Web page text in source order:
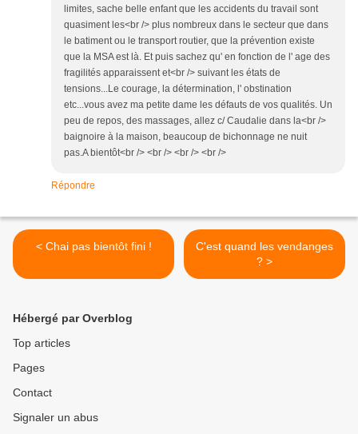
limites, sache belle enfant que les accidents du travail sont
quasiment les<br /> plus nombreux dans le secteur que dans
le batiment ou le transport routier, que la prévention existe
que la MSA est là. Et puis sachez qu' en fonction de l' age des
fragilités apparaissent et<br /> suivant les états de
tensions...Le courage, la détermination, l' obstination
etc...vous avez ma petite dame les défauts de vos qualités. Un
peu de repos, des massages, allez c/ Caudalie dans la<br />
baignoire à la maison, beaucoup de bichonnage ne nuit
pas.A bientôt<br /> <br /> <br /> <br />
Répondre
< Chai pas bientôt fini !
C'est quand les vendanges
? >
Hébergé par Overblog
Top articles
Pages
Contact
Signaler un abus